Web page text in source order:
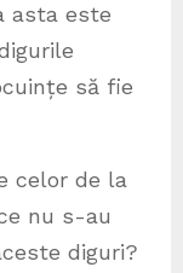
asta este
să fie
celor de la
nu s-au
diguri?